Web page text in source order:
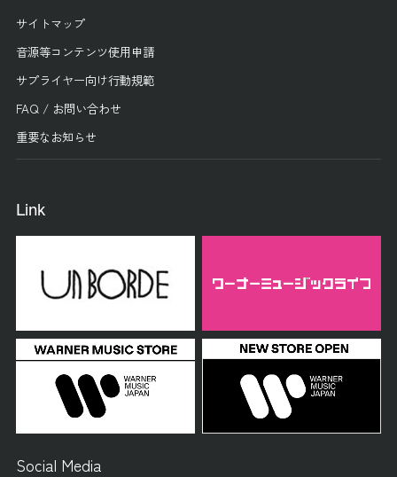
サイトマップ
音源等コンテンツ使用申請
サプライヤー向け行動規範
FAQ / お問い合わせ
重要なお知らせ
Link
Social Media